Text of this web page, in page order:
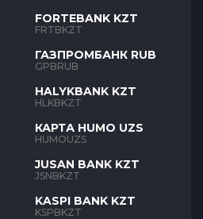
FORTEBANK KZT
FRTBKZT
ГАЗПРОМБАНК RUB
GPBRUB
HALYKBANK KZT
HLKBKZT
КАРТА HUMO UZS
HUMOUZS
JUSAN BANK KZT
JSNBKZT
KASPI BANK KZT
KSPBKZT